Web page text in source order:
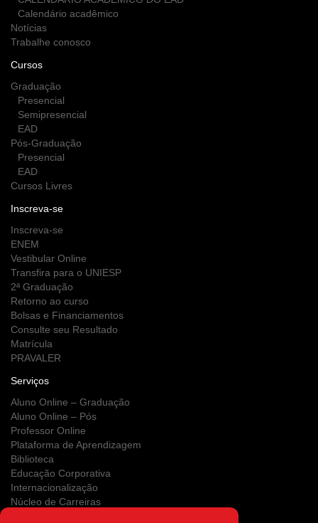
Calendário acadêmico
Notícias
Trabalhe conosco
Cursos
Graduação
Presencial
Semipresencial
EAD
Pós-Graduação
Presencial
EAD
Cursos Livres
Inscreva-se
Inscreva-se
ENEM
Vestibular Online
Transfira para o UNIESP
2ª Graduação
Retorno ao curso
Bolsas e Financiamentos
Consulte seu Resultado
Matrícula
PRAVALER
Serviços
Aluno Online – Graduação
Aluno Online – Pós
Professor Online
Plataforma de Aprendizagem
Biblioteca
Educação Corporativa
Internacionalização
Núcleo de Carreiras